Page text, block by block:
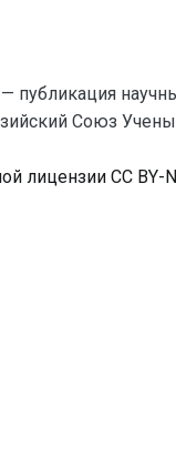
публикация
Союз
лицензии CC BY-